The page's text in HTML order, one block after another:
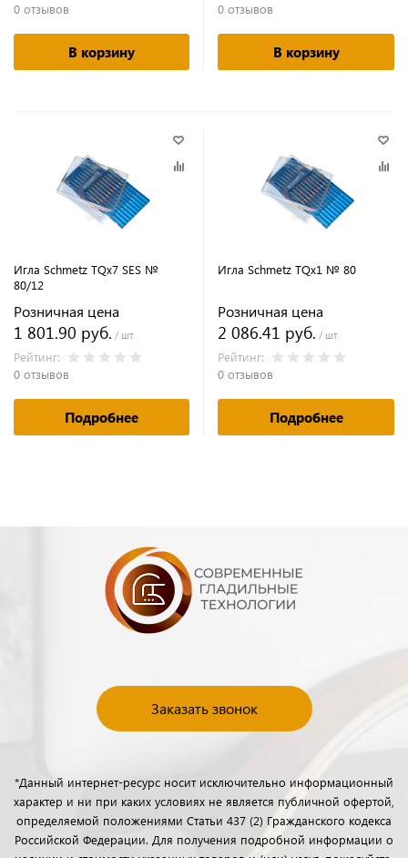
0 отзывов
В корзину
0 отзывов
В корзину
Игла Schmetz TQx7 SES №
80/12
Розничная цена
1 801.90 руб. / шт
Рейтинг:
0 отзывов
Подробнее
Игла Schmetz TQx1 № 80
Розничная цена
2 086.41 руб. / шт
Рейтинг:
0 отзывов
Подробнее
Заказать звонок
*Данный интернет-ресурс носит исключительно информационный
характер и ни при каких условиях не является публичной офертой,
определяемой положениями Статьи 437 (2) Гражданского кодекса
Российской Федерации. Для получения подробной информации о